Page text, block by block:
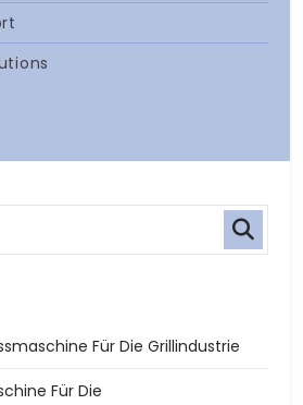
Für Die Grillindustrie
Für Die